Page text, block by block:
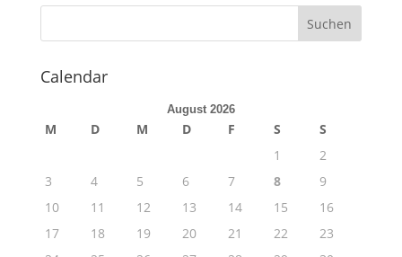
Calendar
August 2026
M D M D F S
S
1
2
3
4 5 6 7 8
9
10
11 12 13 14 15
16
17
18 19 20 21 22
23